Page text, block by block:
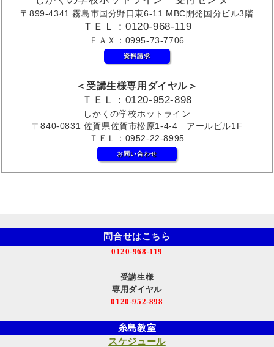
〒899-4341 霧島市国分野口東6-11 MBC開発国分ビル3階
ＴＥＬ：0120-968-119
ＦＡＸ：0995-73-7706
資料請求
＜受講生様専用ダイヤル＞
ＴＥＬ：0120-952-898
しかくの学校ホットライン
〒840-0831 佐賀県佐賀市松原1-4-4 アールビル1F
ＴＥＬ：0952-22-8995
お問い合わせ
問合せはこちら
0120-968-119
受講生様
専用ダイヤル
0120-952-898
糸島教室
スケジュール